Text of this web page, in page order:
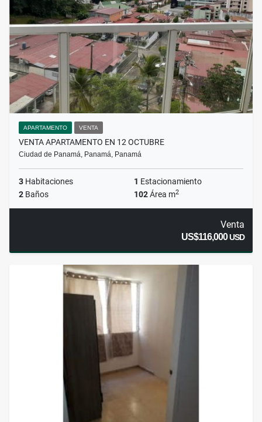
APARTAMENTO VENTA
VENTA APARTAMENTO EN 12 OCTUBRE
Ciudad de Panamá, Panamá, Panamá
3 Habitaciones 1 Estacionamiento
2 Baños 102Área m2
Venta
US$116,000USD